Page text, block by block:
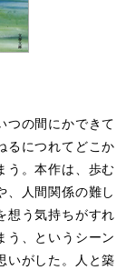
の間にかできて
るにつれてどこか
う。本作は、歩む
、人間関係の難し
想う気持ちがすれ
う、というシーン
いがした。人と築